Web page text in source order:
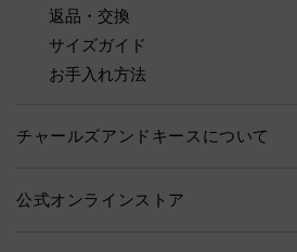
返品・交換
サイズガイド
お手入れ方法
チャールズアンドキースについて
公式オンラインストア